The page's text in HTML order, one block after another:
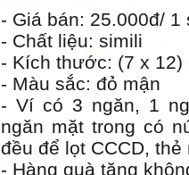
- Giá bán: 25.000đ/ 1
- Chất liệu: simili
- Kích thước: (7 x 12)
- Màu sắc: đỏ mận
- Ví có 3 ngăn, 1
ngăn mặt trong có
đều để lọt CCCD, thẻ
- Hàng quà tặng